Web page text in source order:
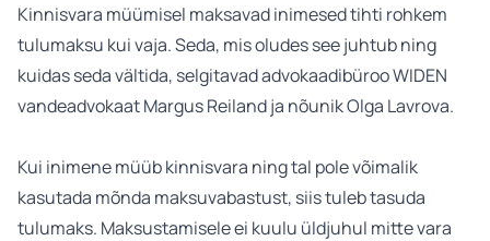
Kinnisvara müümisel maksavad inimesed tihti rohkem
tulumaksu kui vaja. Seda, mis oludes see juhtub ning
kuidas seda vältida, selgitavad advokaadibüroo WIDEN
vandeadvokaat Margus Reiland ja nõunik Olga Lavrova.
Kui inimene müüb kinnisvara ning tal pole võimalik
kasutada mõnda maksuvabastust, siis tuleb tasuda
tulumaks. Maksustamisele ei kuulu üldjuhul mitte vara